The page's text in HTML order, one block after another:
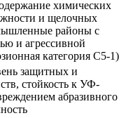
химических
и щелочных
районы с
и агрессивной
категория С5-1)
защитных и
стойкость к УФ-
абразивного